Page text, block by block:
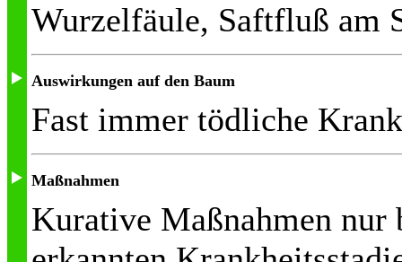
Wurzelfäule, Saftfluß am
Auswirkungen auf den Baum
Fast immer tödliche
Maßnahmen
Kurative Maßnahmen nur